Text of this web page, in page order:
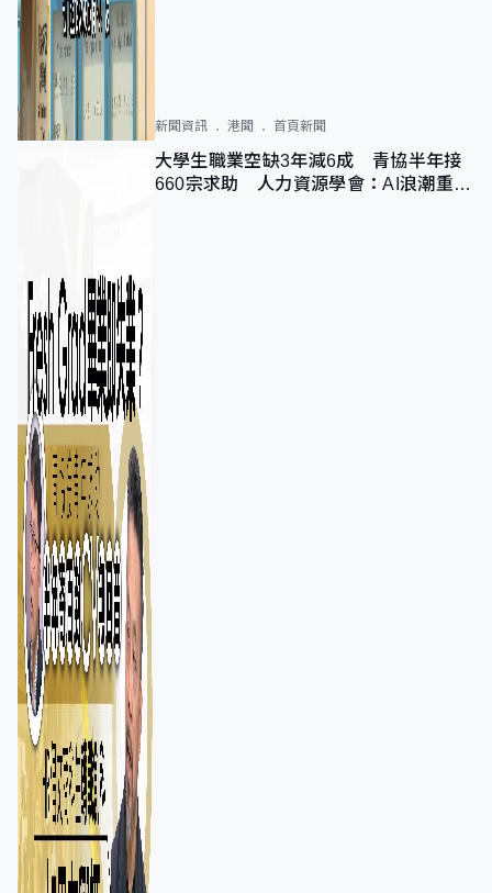
新聞資訊 港聞 首頁新聞
大學生職業空缺3年減6成 青協半年接
660宗求助 人力資源學會：AI浪潮重整